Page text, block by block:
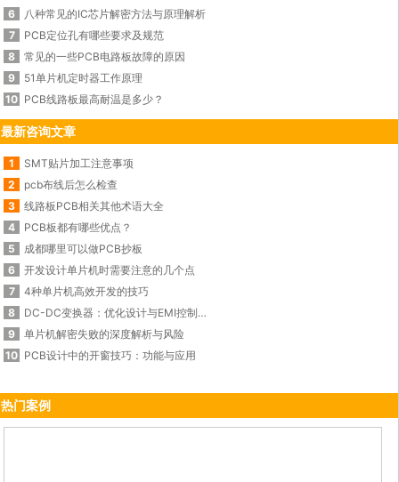
6
八种常见的IC芯片解密方法与原理解析
7
PCB定位孔有哪些要求及规范
8
常见的一些PCB电路板故障的原因
9
51单片机定时器工作原理
10 PCB线路板最高耐温是多少？
最新咨询文章
1
SMT贴片加工注意事项
2
pcb布线后怎么检查
3
线路板PCB相关其他术语大全
4
PCB板都有哪些优点？
5
成都哪里可以做PCB抄板
6
开发设计单片机时需要注意的几个点
7
4种单片机高效开发的技巧
8
DC-DC变换器：优化设计与EMI控制的秘诀
9
单片机解密失败的深度解析与风险
10 PCB设计中的开窗技巧：功能与应用
热门案例